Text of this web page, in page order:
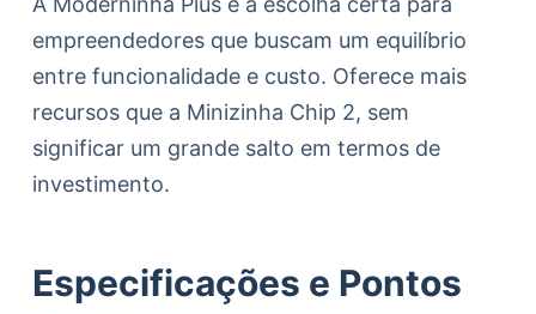
empreendedores que buscam um equilíbrio
entre funcionalidade e custo. Oferece mais
recursos que a Minizinha Chip 2, sem
significar um grande salto em termos de
investimento.
Especificações e Pontos